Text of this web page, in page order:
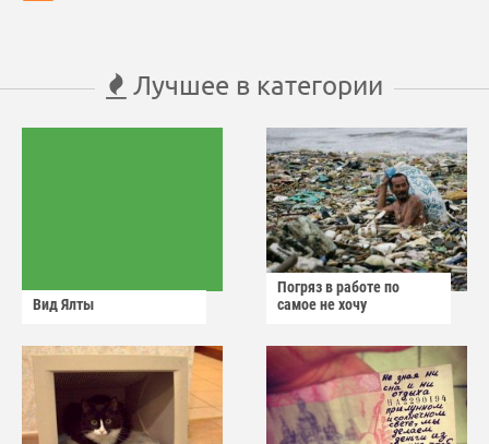
Лучшее в категории
Вид Ялты
Погряз в работе по
самое не хочу